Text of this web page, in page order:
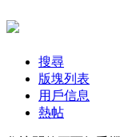
搜尋
版塊列表
用戶信息
熱帖